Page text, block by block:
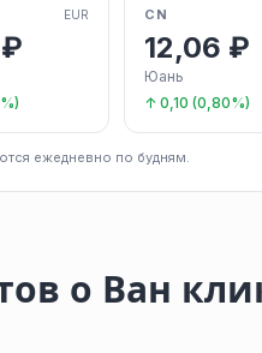
EUR CN
12,06 ₽
Юань
↑ 0,10 (0,80%)
ежедневно по будням.
о Ван